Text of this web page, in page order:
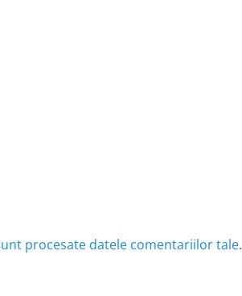
procesate datele comentariilor tale.